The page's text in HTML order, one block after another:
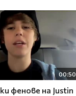
00:50
фенове на Justin